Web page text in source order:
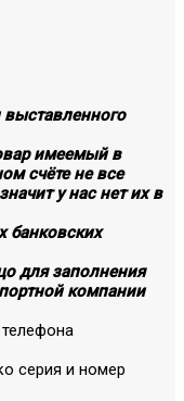
выставленного
имеемый в
счёте не все
у нас нет их в
банковских
для заполнения
компании
серия и номер